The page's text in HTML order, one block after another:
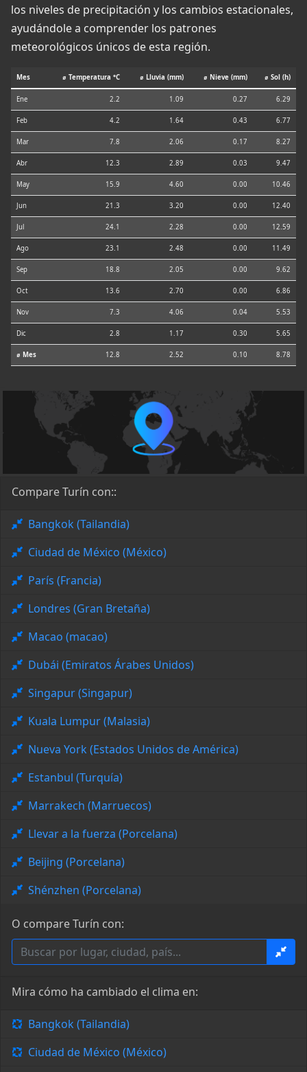
los niveles de precipitación y los cambios estacionales,
ayudándole a comprender los patrones
meteorológicos únicos de esta región.
Mes ⌀ Temperatura °C ⌀ Lluvia (mm) ⌀ Nieve (mm) ⌀ Sol (h)
Ene 2.2 1.09 0.27 6.29
Feb 4.2 1.64 0.43 6.77
Mar 7.8 2.06 0.17 8.27
Abr 12.3 2.89 0.03 9.47
May 15.9 4.60 0.00 10.46
Jun 21.3 3.20 0.00 12.40
Jul 24.1 2.28 0.00 12.59
Ago 23.1 2.48 0.00 11.49
Sep 18.8 2.05 0.00 9.62
Oct 13.6 2.70 0.00 6.86
Nov 7.3 4.06 0.04 5.53
Dic 2.8 1.17 0.30 5.65
⌀ Mes 12.8 2.52 0.10 8.78
Compare Turín con::
Bangkok (Tailandia)
Ciudad de México (México)
París (Francia)
Londres (Gran Bretaña)
Macao (macao)
Dubái (Emiratos Árabes Unidos)
Singapur (Singapur)
Kuala Lumpur (Malasia)
Nueva York (Estados Unidos de América)
Estanbul (Turquía)
Marrakech (Marruecos)
Llevar a la fuerza (Porcelana)
Beijing (Porcelana)
Shénzhen (Porcelana)
O compare Turín con:
Mira cómo ha cambiado el clima en:
Bangkok (Tailandia)
Ciudad de México (México)